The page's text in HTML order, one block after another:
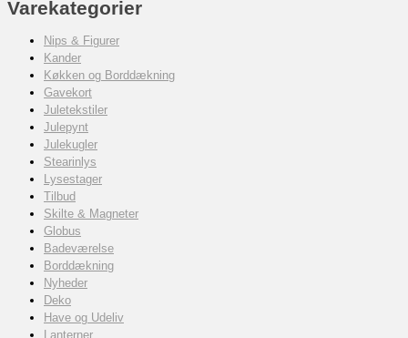
Varekategorier
Nips & Figurer
Kander
Køkken og Borddækning
Gavekort
Juletekstiler
Julepynt
Julekugler
Stearinlys
Lysestager
Tilbud
Skilte & Magneter
Globus
Badeværelse
Borddækning
Nyheder
Deko
Have og Udeliv
Lanterner